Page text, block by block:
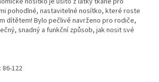
pohodlné, nastavitelné nosítko, které roste
dítětem! Bylo pečlivě navrženo pro rodiče,
snadný a funkční způsob, jak nosit své
122